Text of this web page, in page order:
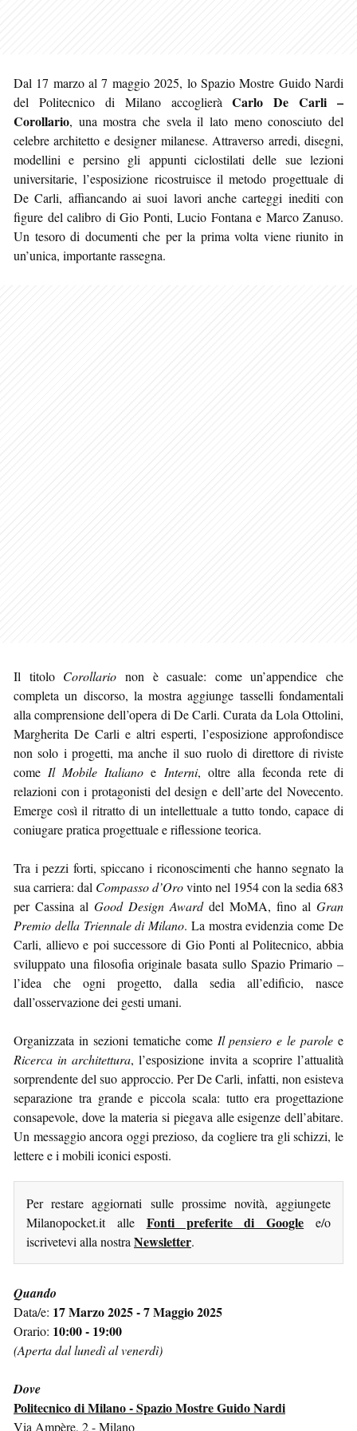
Dal 17 marzo al 7 maggio 2025, lo Spazio Mostre Guido Nardi
del Politecnico di Milano accoglieràCarlo De Carli –
Corollario, una mostra che svela il lato meno conosciuto del
celebre architetto e designer milanese. Attraverso arredi, disegni,
modellini e persino gli appunti ciclostilati delle sue lezioni
universitarie, l’esposizione ricostruisce il metodo progettuale di
De Carli, affiancando ai suoi lavori anche carteggi inediti con
figure del calibro di Gio Ponti, Lucio Fontana e Marco Zanuso.
Un tesoro di documenti che per la prima volta viene riunito in
un’unica, importante rassegna.
Il titolo Corollario non è casuale: come un’appendice che
completa un discorso, la mostra aggiunge tasselli fondamentali
alla comprensione dell’opera di De Carli. Curata da Lola Ottolini,
Margherita De Carli e altri esperti, l’esposizione approfondisce
non solo i progetti, ma anche il suo ruolo di direttore di riviste
come Il Mobile Italiano e Interni, oltre alla feconda rete di
relazioni con i protagonisti del design e dell’arte del Novecento.
Emerge così il ritratto di un intellettuale a tutto tondo, capace di
coniugare pratica progettuale e riflessione teorica.
Tra i pezzi forti, spiccano i riconoscimenti che hanno segnato la
sua carriera: dal Compasso d’Orovinto nel 1954 con la sedia 683
per Cassina al Good Design Awarddel MoMA, fino al Gran
Premio della Triennale di Milano. La mostra evidenzia come De
Carli, allievo e poi successore di Gio Ponti al Politecnico, abbia
sviluppato una filosofia originale basata sullo Spazio Primario –
l’idea che ogni progetto, dalla sedia all’edificio, nasce
dall’osservazione dei gesti umani.
Organizzata in sezioni tematiche come Il pensiero e le parole e
Ricerca in architettura, l’esposizione invita a scoprire l’attualità
sorprendente del suo approccio. Per De Carli, infatti, non esisteva
separazione tra grande e piccola scala: tutto era progettazione
consapevole, dove la materia si piegava alle esigenze dell’abitare.
Un messaggio ancora oggi prezioso, da cogliere tra gli schizzi, le
lettere e i mobili iconici esposti.
Per restare aggiornati sulle prossime novità, aggiungete
Milanopocket.it alle Fonti preferite di Google e/o
iscrivetevi alla nostra Newsletter.
Quando
Data/e: 17 Marzo 2025 - 7 Maggio 2025
Orario: 10:00 - 19:00
(Aperta dal lunedì al venerdì)
Dove
Politecnico di Milano - Spazio Mostre Guido Nardi
Via Ampère, 2 - Milano